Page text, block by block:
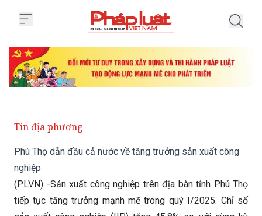
Tin địa phương
Phú Thọ dẫn đầu cả nước về tăng trưởng sản xuất công
nghiệp
(PLVN) -Sản xuất công nghiệp trên địa bàn tỉnh Phú Thọ
tiếp tục tăng trưởng mạnh mẽ trong quý I/2025. Chỉ số